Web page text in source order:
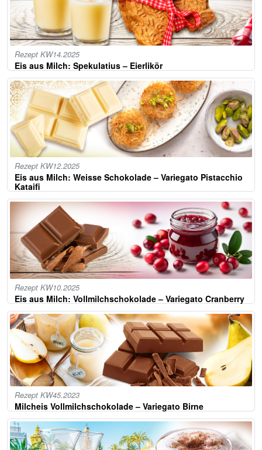
Rezept KW14.2025
Eis aus Milch: Spekulatius – Eierlikör
Rezept KW12.2025
Eis aus Milch: Weisse Schokolade – Variegato Pistacchio
Kataifi
Rezept KW10.2025
Eis aus Milch: Vollmilchschokolade – Variegato Cranberry
Rezept KW45.2023
Milcheis Vollmilchschokolade – Variegato Birne